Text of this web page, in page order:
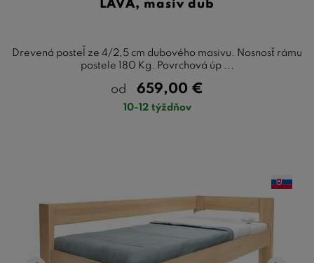
ĽAVÁ, masív dub
Drevená posteľ ze 4/2,5 cm dubového masivu. Nosnosť rámu
postele 180 Kg. Povrchová úp ...
od 659,00 €
10-12 týždňov